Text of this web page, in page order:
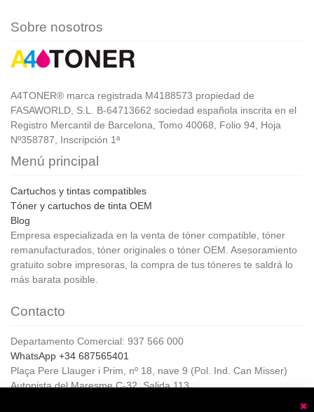
Sobre nosotros
A4TONER® marca registrada M4188573 propiedad de
FASAWORLD, S.L. B-64713662 sociedad española inscrita en el
Registro Mercantil de Barcelona, Tomo 40068, Folio 94, Hoja
Nº358787, Inscripción 1ª
Menú principal
Cartuchos y tintas compatibles
Tóner y cartuchos de tinta OEM
Blog
Empresa especializada en la venta de tóner compatible, tóner
remanufacturados, tóner originales o tóner OEM. Asesoramiento
gratuito sobre impresoras, la compra de tus tóneres te saldrá lo
más barata posible.
Contacto
Departamento Comercial: 937 566 000
WhatsApp +34 687565401
Plaça Pere Llauger i Prim, nº 18, nave 9 (Pol. Ind. Can Misser)
Autopista del Maresme C-32, Salida 113